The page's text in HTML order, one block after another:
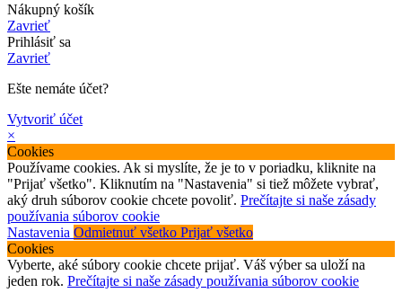
Nákupný košík
Zavrieť
Prihlásiť sa
Zavrieť
Ešte nemáte účet?
Vytvoriť účet
×
Cookies
Používame cookies. Ak si myslíte, že je to v poriadku, kliknite na
"Prijať všetko". Kliknutím na "Nastavenia" si tiež môžete vybrať,
aký druh súborov cookie chcete povoliť. Prečítajte si naše zásady
používania súborov cookie
Nastavenia Odmietnuť všetko Prijať všetko
Cookies
Vyberte, aké súbory cookie chcete prijať. Váš výber sa uloží na
jeden rok. Prečítajte si naše zásady používania súborov cookie